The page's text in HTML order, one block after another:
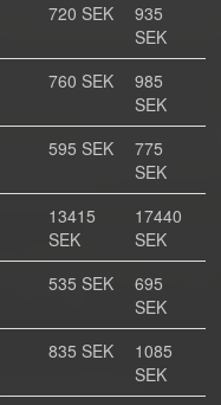
720 SEK
935
SEK
760 SEK
985
SEK
595 SEK
775
SEK
13415
SEK
17440
SEK
535 SEK
695
SEK
835 SEK
1085
SEK